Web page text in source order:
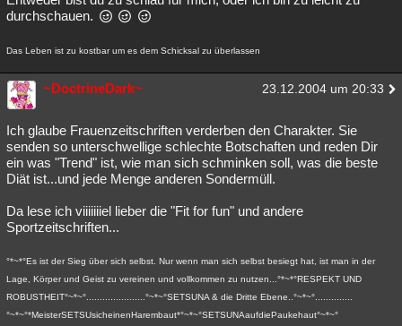
durchschauen.
Das Leben ist zu kostbar um es dem Schicksal zu überlassen
~DoctrineDark~ 23.12.2004 um 20:33
Ich glaube Frauenzeitschriften verderben den Charakter. Sie
senden so unterschwellige schlechte Botschaften und reden Dir
ein was "Trend" ist, wie man sich schminken soll, was die beste
Diät ist...und jede Menge anderen Sondermüll.
Da lese ich viiiiiiiel lieber die "Fit for fun" und andere
Sportzeitschriften...
°*~*°Es ist der Sieg über sich selbst. Nur wenn man sich selbst besiegt hat, ist man in der
Lage, Körper und Geist zu vereinen und vollkommen zu nutzen...°*~*°RESPEKT UND
ROBUSTHEIT°~*~°......................°~*~°SETSUNA & die Dritte Ebene..°~*~°..............
°~*~°*MeisterSETSUsicheinenHarembaut*°~*~°SETSUNAaufdiePaukehaut°~*~°